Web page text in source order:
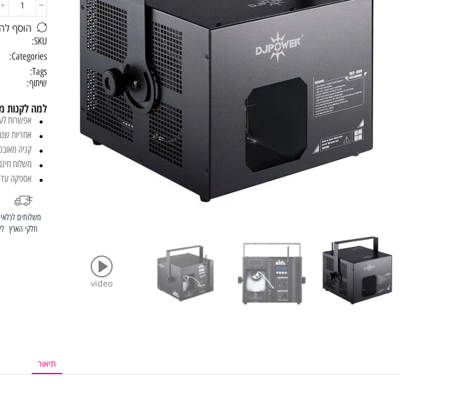
video
הוסף
SKU:
Categories:
Tags:
שיתוף:
למה לקנות
אפשרות לעד 12 תשלומים
אחריות
קניה
משלוח חינם בקניה מ-
אספקה עד 7 ימי עסקים – בכפוף למלאי
משלוחים לכל
חלקי הארץ
תיאור